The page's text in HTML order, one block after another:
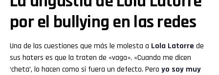
por el bullying en las redes
Una de las cuestiones que más le molesta a Lola Latorre de
sus haters es que la traten de «vaga». «Cuando me dicen
‘cheta’, lo hacen como si fuera un defecto. Pero yo soy muy